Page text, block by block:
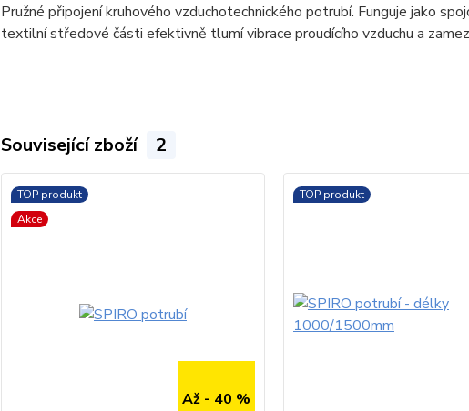
Pružné připojení kruhového vzduchotechnického potrubí. Funguje jako
textilní středové části efektivně tlumí vibrace proudícího vzduchu a
Související zboží 2
TOP produkt
Akce
Až - 40 %
TOP produkt